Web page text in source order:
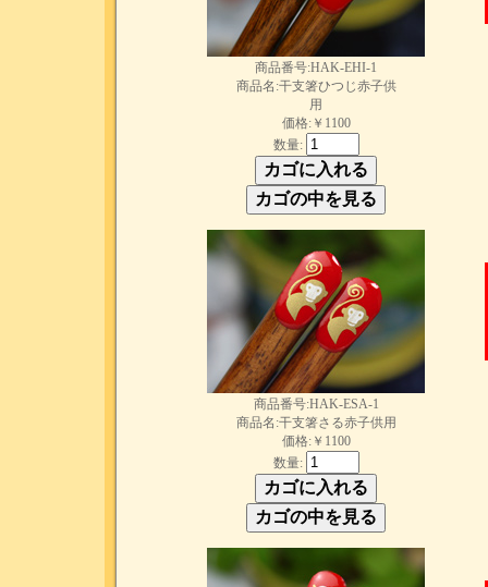
商品番号:HAK-EHI-1
商品名:干支箸ひつじ赤子供
用
価格:￥1100
数量:
商品番号:HAK-ESA-1
商品名:干支箸さる赤子供用
価格:￥1100
数量: